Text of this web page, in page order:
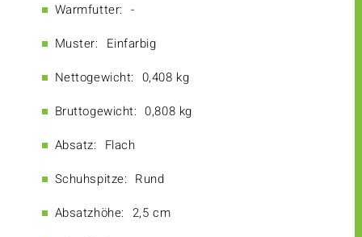
Warmfutter: -
Muster: Einfarbig
Nettogewicht: 0,408 kg
Bruttogewicht: 0,808 kg
Absatz: Flach
Schuhspitze: Rund
Absatzhöhe: 2,5 cm